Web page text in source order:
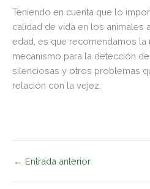
Teniendo en cuenta que lo
calidad de vida en los animales
edad, es que recomendamos la
mecanismo para la detección
silenciosas y otros problemas
relación con la vejez.
← Entrada anterior